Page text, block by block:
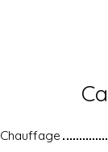
Chauffage